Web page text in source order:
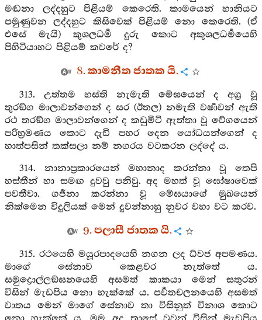
මඬනා ලද්දහුට පිළියම් කෙරෙති. කාමයෙන් හානියට
පමුණුවන ලද්දහුට කිසිවෙක් පිළියම් නො කෙරෙති. (ඒ
එසේ මැයි) කුශලධර්‍ම දුරු කොට අකුශලධර්‍මයෙහි
පිහිටියාහට පිළියම් කවරේ ද?
8. කාමනීත ජාතක යි.
313. උත්තම හස්ති නැමැති මේඝයෙන් ද අග්‍ර වූ
තුරඞ්ග මාලාවන්ගෙන් ද සර (ඊතල) නමැති වර්‍ෂාවන් ඇති
රථ තරඞ්ග මාලාවන්ගෙන් ද කඩුමිටි ඇත්තා වූ වේගයෙන්
පරිභ්‍රමණය කොට දැඩි පහර දෙන යෝධයන්ගෙන් ද
හාත්පසින් තක්සලා නම් නගරය වටකරන ලද්දේ ය.
314. නානාප්‍රකාරයෙන් මහානාද කරන්නා වූ තෙපි
හස්තීන් හා සමඟ දුවවු පනිවු. අද මහත් වූ ඝෝෂාවෙක්
පවතීවා. ගර්‍ජනා කරන්නා වූ මේඝයාගේ මුඛයෙන්
නික්මෙන විදුලියක් මෙන් දුවන්නාහු නුවර වහා වට කරව.
9. පලාසී ජාතක යි.
315. රථයෙහි මයූරපාදයෙහි නගන ලද ධ්වජ අපමණය.
මාගේ සේනාව කෙළවර නැත්තේ ය.
සමුද්‍රොල්ලඞ්ඝනයෙහි අසමත් කාකයා මෙන් සතුරන්
විසින් මැඩපිය නො හැක්කේ ය. පර්‍වතචලනයෙහි අසමත්
වාතය මෙන් මාගේ සේනාව තා විසිනුත් විනාශ කොට